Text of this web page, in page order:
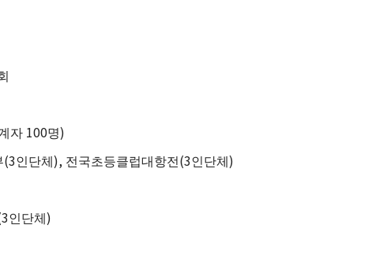
자 100명)
(3인단체 ), 전국초등클럽대항전 (3인단체 )
인단체 )